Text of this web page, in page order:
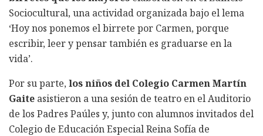
Sociocultural, una actividad organizada bajo el lema
‘Hoy nos ponemos el birrete por Carmen, porque
escribir, leer y pensar también es graduarse en la
vida’.
Por su parte,los niños del Colegio Carmen Martín
Gaite asistieron a una sesión de teatro en el Auditorio
de los Padres Paúles y, junto con alumnos invitados del
Colegio de Educación Especial Reina Sofía de